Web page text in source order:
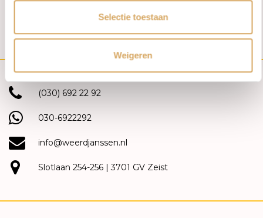
Selectie toestaan
Weigeren
(030) 692 22 92
030-6922292
info@weerdjanssen.nl
Slotlaan 254-256 | 3701 GV Zeist